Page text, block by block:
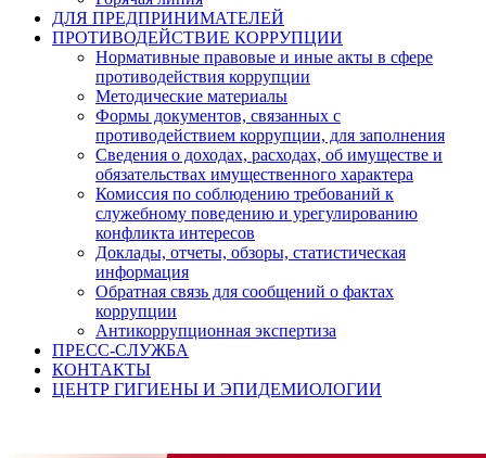
ДЛЯ ПРЕДПРИНИМАТЕЛЕЙ
ПРОТИВОДЕЙСТВИЕ КОРРУПЦИИ
Нормативные правовые и иные акты в сфере
противодействия коррупции
Методические материалы
Формы документов, связанных с
противодействием коррупции, для заполнения
Сведения о доходах, расходах, об имуществе и
обязательствах имущественного характера
Комиссия по соблюдению требований к
служебному поведению и урегулированию
конфликта интересов
Доклады, отчеты, обзоры, статистическая
информация
Обратная связь для сообщений о фактах
коррупции
Антикоррупционная экспертиза
ПРЕСС-СЛУЖБА
КОНТАКТЫ
ЦЕНТР ГИГИЕНЫ И ЭПИДЕМИОЛОГИИ